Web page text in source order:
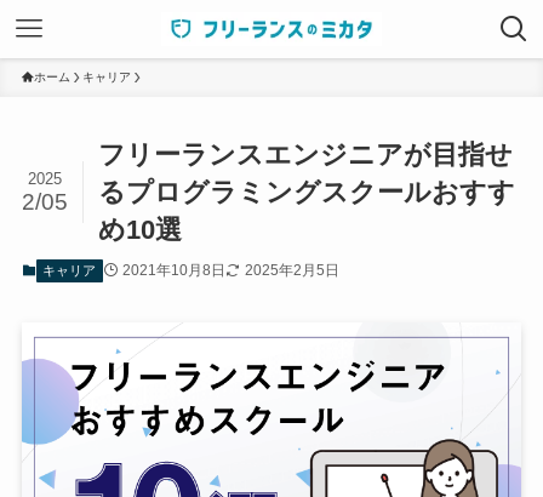
ホーム キャリア
フリーランスエンジニアが目指せ
るプログラミングスクールおすす
め10選
2025
2/05
キャリア 2021年10月8日 2025年2月5日